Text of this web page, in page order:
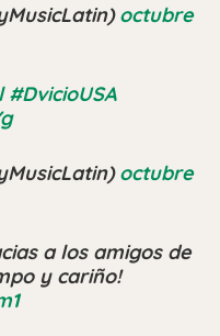
octubre
#DvicioUSA
octubre
a los amigos de
y cariño!